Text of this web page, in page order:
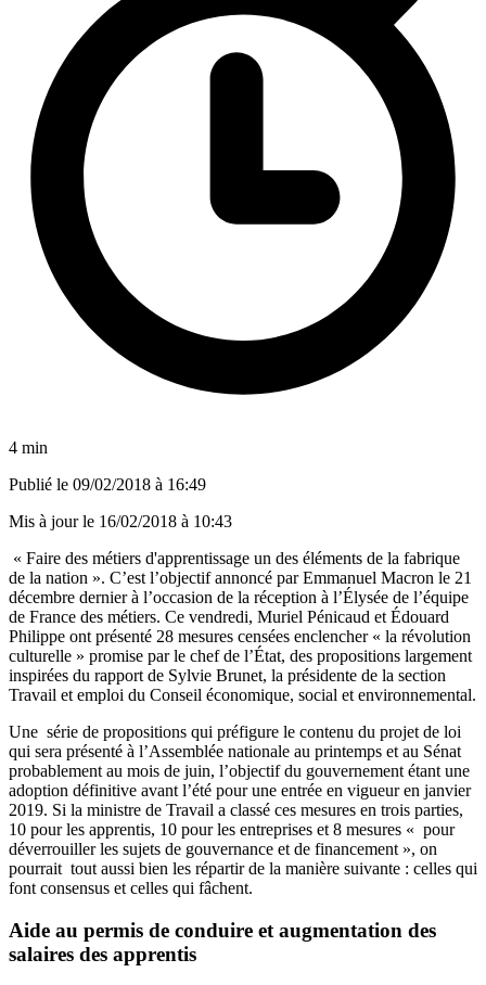
4 min
Publié le 09/02/2018 à 16:49
Mis à jour le 16/02/2018 à 10:43
« Faire des métiers d'apprentissage un des éléments de la fabrique
de la nation ». C’est l’objectif annoncé par Emmanuel Macron le 21
décembre dernier à l’occasion de la réception à l’Élysée de l’équipe
de France des métiers. Ce vendredi, Muriel Pénicaud et Édouard
Philippe ont présenté 28 mesures censées enclencher « la révolution
culturelle » promise par le chef de l’État, des propositions largement
inspirées du rapport de Sylvie Brunet, la présidente de la section
Travail et emploi du Conseil économique, social et environnemental.
Une série de propositions qui préfigure le contenu du projet de loi
qui sera présenté à l’Assemblée nationale au printemps et au Sénat
probablement au mois de juin, l’objectif du gouvernement étant une
adoption définitive avant l’été pour une entrée en vigueur en janvier
2019. Si la ministre de Travail a classé ces mesures en trois parties,
10 pour les apprentis, 10 pour les entreprises et 8 mesures « pour
déverrouiller les sujets de gouvernance et de financement », on
pourrait tout aussi bien les répartir de la manière suivante : celles qui
font consensus et celles qui fâchent.
Aide au permis de conduire et augmentation des
salaires des apprentis